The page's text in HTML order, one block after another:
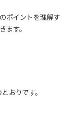
ポイントを理解す
す。
おりです。